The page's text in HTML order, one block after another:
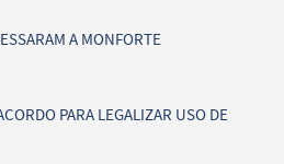
A MONFORTE
PARA LEGALIZAR USO DE